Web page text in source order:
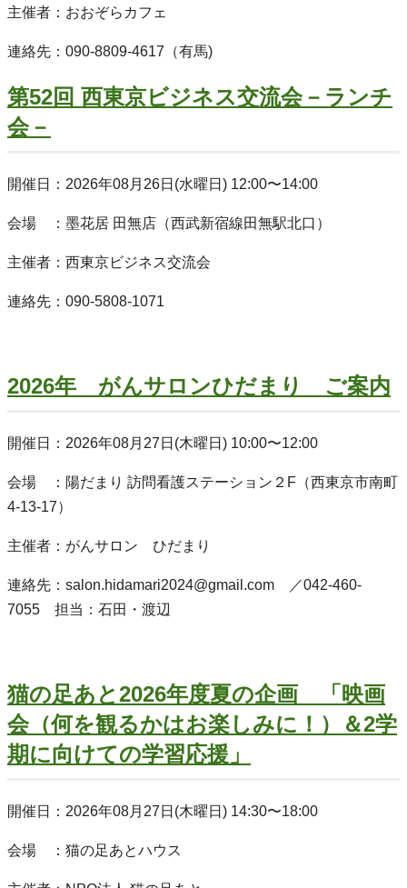
主催者：おおぞらカフェ
連絡先：090-8809-4617（有馬)
第52回 西東京ビジネス交流会－ランチ
会－
開催日：2026年08月26日(水曜日) 12:00〜14:00
会場 ：墨花居 田無店（西武新宿線田無駅北口）
主催者：西東京ビジネス交流会
連絡先：090-5808-1071
2026年 がんサロンひだまり ご案内
開催日：2026年08月27日(木曜日) 10:00〜12:00
会場 ：陽だまり 訪問看護ステーション２F（西東京市南町
4-13-17）
主催者：がんサロン ひだまり
連絡先：salon.hidamari2024@gmail.com ／042-460-
7055 担当：石田・渡辺
猫の足あと2026年度夏の企画 「映画
会（何を観るかはお楽しみに！）＆2学
期に向けての学習応援」
開催日：2026年08月27日(木曜日) 14:30〜18:00
会場 ：猫の足あとハウス